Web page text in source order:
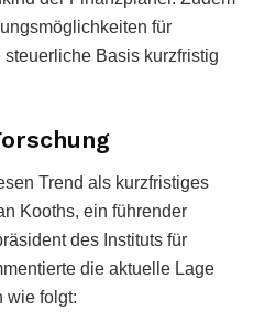
für
Basis kurzfristig
Trend als kurzfristiges
Kooths, ein führender
des Instituts für
die aktuelle Lage
wie folgt: